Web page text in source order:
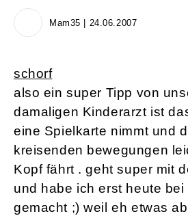
Mam35 | 24.06.2007
schorf
also ein super Tipp von
damaligen Kinderarzt ist
eine Spielkarte nimmt und
kreisenden bewegungen
Kopf fährt . geht super mit
und habe ich erst heute bei
gemacht ;) weil eh etwas